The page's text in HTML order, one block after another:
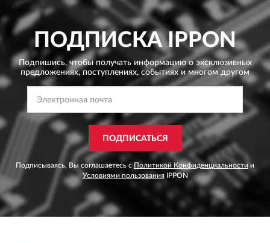
ПОДПИСКАIPPON
Подпишись, чтобы получать информацию о эксклюзивных
предложениях,поступлениях, событиях и многом другом
ПОДПИСАТЬСЯ
Подписываясь, Вы соглашаетесь с Политикой Конфиденциальности и
Условиями пользованияIPPON